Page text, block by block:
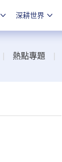
深耕世界
熱點專題